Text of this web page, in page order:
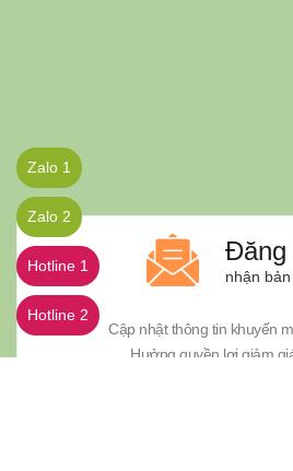
Đăng
nhận
Cập nhật thông tin khuyến
Hưởng quyền lợi giảm
Hotline 1
Hotline 2
Zalo 1
Zalo 2